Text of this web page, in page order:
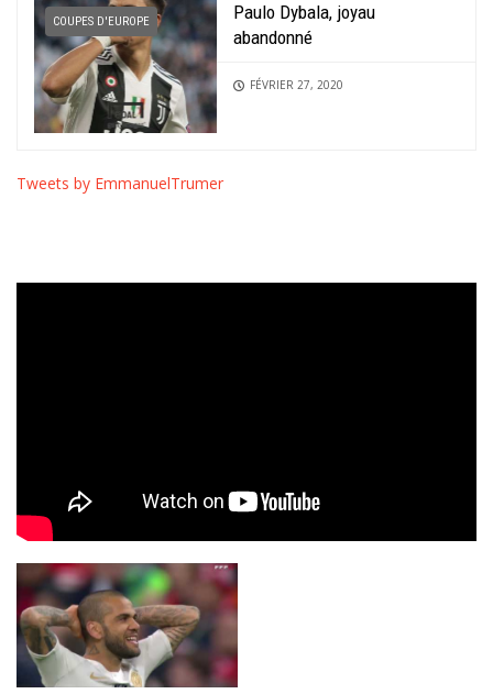
COUPES D'EUROPE
Paulo Dybala, joyau
abandonné
FÉVRIER 27, 2020
Tweets by EmmanuelTrumer